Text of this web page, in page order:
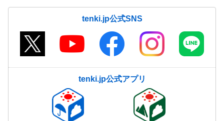
tenki.jp公式SNS
tenki.jp公式アプリ